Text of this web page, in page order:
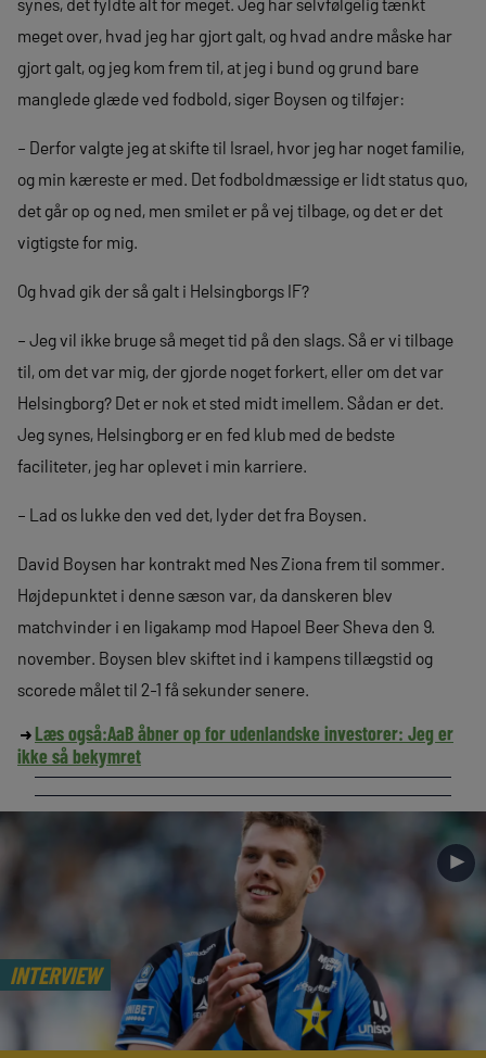
meget over, hvad jeg har gjort galt, og hvad andre måske har
gjort galt, og jeg kom frem til, at jeg i bund og grund bare
manglede glæde ved fodbold, siger Boysen og tilføjer:
– Derfor valgte jeg at skifte til Israel, hvor jeg har noget familie,
og min kæreste er med. Det fodboldmæssige er lidt status quo,
det går op og ned, men smilet er på vej tilbage, og det er det
vigtigste for mig.
Og hvad gik der så galt i Helsingborgs IF?
– Jeg vil ikke bruge så meget tid på den slags. Så er vi tilbage
til, om det var mig, der gjorde noget forkert, eller om det var
Helsingborg? Det er nok et sted midt imellem. Sådan er det.
Jeg synes, Helsingborg er en fed klub med de bedste
faciliteter, jeg har oplevet i min karriere.
– Lad os lukke den ved det, lyder det fra Boysen.
David Boysen har kontrakt med Nes Ziona frem til sommer.
Højdepunktet i denne sæson var, da danskeren blev
matchvinder i en ligakamp mod Hapoel Beer Sheva den 9.
november. Boysen blev skiftet ind i kampens tillægstid og
scorede målet til 2-1 få sekunder senere.
Læs også:AaB åbner op for udenlandske investorer: Jeg er
ikke så bekymret
INTERVIEW
►